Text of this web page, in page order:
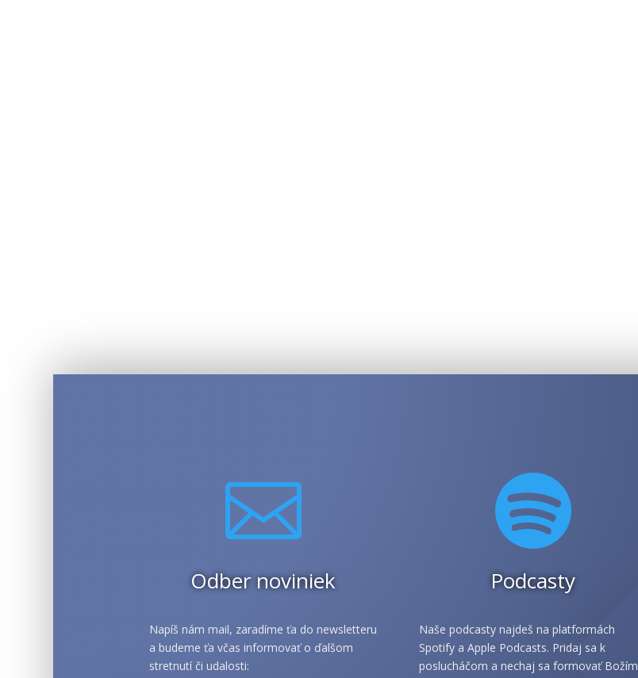

Odber noviniek
Napíš nám mail, zaradíme ťa do newsletteru
a budeme ťa včas informovať o ďalšom
stretnutí či udalosti:

Podcasty
Naše podcasty najdeš na platformách
Spotify a Apple Podcasts. Pridaj sa k
poslucháčom a nechaj sa formovať Božím